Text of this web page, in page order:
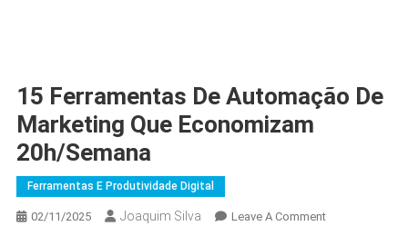
15 Ferramentas De Automação De
Marketing Que Economizam
20h/Semana
Ferramentas E Produtividade Digital
02/11/2025 Joaquim Silva Leave A CommentOn